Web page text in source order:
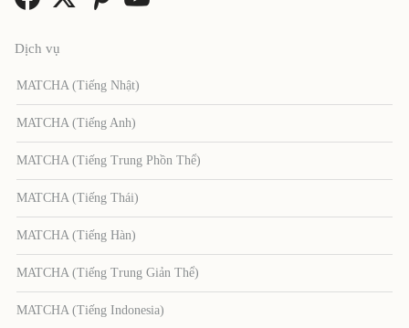
Dịch vụ
MATCHA (Tiếng Nhật)
MATCHA (Tiếng Anh)
MATCHA (Tiếng Trung Phồn Thể)
MATCHA (Tiếng Thái)
MATCHA (Tiếng Hàn)
MATCHA (Tiếng Trung Giản Thể)
MATCHA (Tiếng Indonesia)